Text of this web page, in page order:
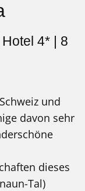
4* | 8
und
davon sehr
dieses
Tal)